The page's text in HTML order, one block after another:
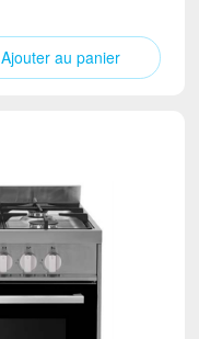
Ajouter au panier